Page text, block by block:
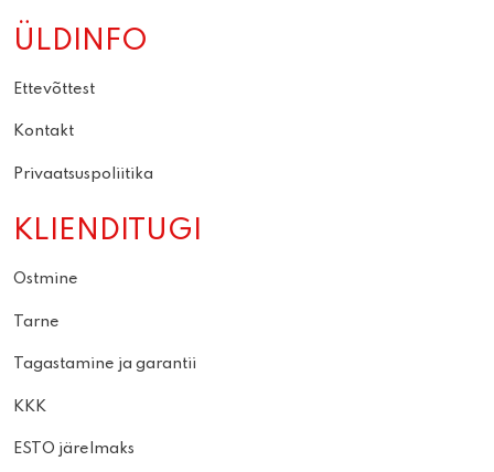
ÜLDINFO
Ettevõttest
Kontakt
Privaatsuspoliitika
KLIENDITUGI
Ostmine
Tarne
Tagastamine ja garantii
KKK
ESTO järelmaks